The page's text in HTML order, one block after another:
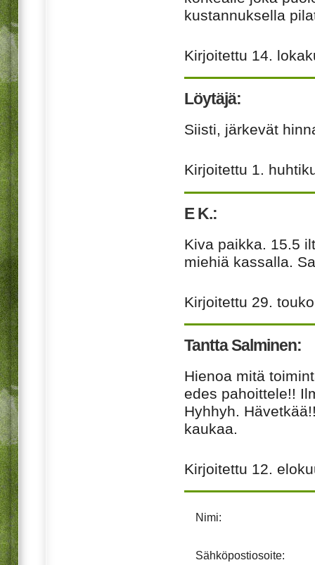
kustannuksella
Kirjoitettu 14.
Löytäjä:
Siisti, järkevät
Kirjoitettu 1.
E K.:
Kiva paikka. 15.5
miehiä kassalla.
Kirjoitettu 29.
Tantta Salminen:
Hienoa mitä
edes pahoittele!!
Hyhhyh.
kaukaa.
Kirjoitettu 12.
Nimi:
Sähköpostiosoite: